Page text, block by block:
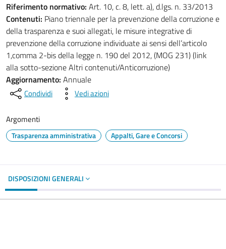
Riferimento normativo: Art. 10, c. 8, lett. a), d.lgs. n. 33/2013
Contenuti: Piano triennale per la prevenzione della corruzione e
della trasparenza e suoi allegati, le misure integrative di
prevenzione della corruzione individuate ai sensi dell’articolo
1,comma 2-bis della legge n. 190 del 2012, (MOG 231) (link
alla sotto-sezione Altri contenuti/Anticorruzione)
Aggiornamento: Annuale
Condividi Vedi azioni
Argomenti
Trasparenza amministrativa Appalti, Gare e Concorsi
DISPOSIZIONI GENERALI